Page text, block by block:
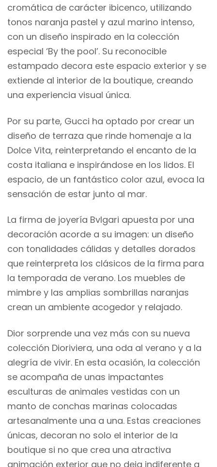
cromática de carácter ibicenco, utilizando
tonos naranja pastel y azul marino intenso,
con un diseño inspirado en la colección
especial ‘By the pool’. Su reconocible
estampado decora este espacio exterior y se
extiende al interior de la boutique, creando
una experiencia visual única.
Por su parte, Gucci ha optado por crear un
diseño de terraza que rinde homenaje a la
Dolce Vita, reinterpretando el encanto de la
costa italiana e inspirándose en los lidos. El
espacio, de un fantástico color azul, evoca la
sensación de estar junto al mar.
La firma de joyería Bvlgari apuesta por una
decoración acorde a su imagen: un diseño
con tonalidades cálidas y detalles dorados
que reinterpreta los clásicos de la firma para
la temporada de verano. Los muebles de
mimbre y las amplias sombrillas naranjas
crean un ambiente acogedor y relajado.
Dior sorprende una vez más con su nueva
colección Dioriviera, una oda al verano y a la
alegría de vivir. En esta ocasión, la colección
se acompaña de unas impactantes
esculturas de animales vestidas con un
manto de conchas marinas colocadas
artesanalmente una a una. Estas creaciones
únicas, decoran no solo el interior de la
boutique si no que crea una atractiva
animación exterior que no deja indiferente a